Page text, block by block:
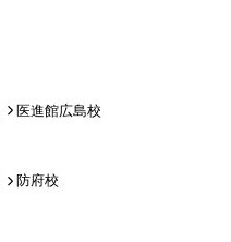
医進館広島校
防府校